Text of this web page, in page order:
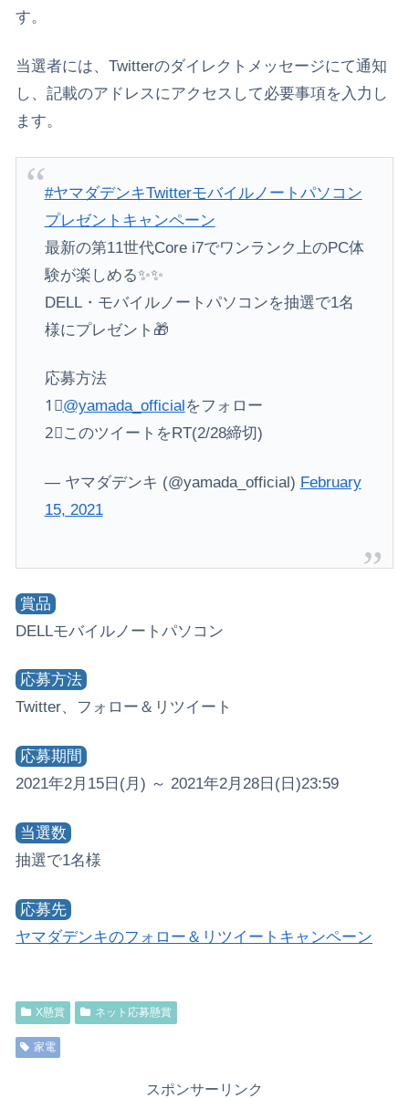
す。
当選者には、Twitterのダイレクトメッセージにて通知
し、記載のアドレスにアクセスして必要事項を入力し
ます。
#ヤマダデンキTwitterモバイルノートパソコン
プレゼントキャンペーン
最新の第11世代Core i7でワンランク上のPC体
験が楽しめる✨✨
DELL・モバイルノートパソコンを抽選で1名
様にプレゼント🎁
応募方法
1⃣@yamada_official をフォロー
2⃣このツイートをRT(2/28締切)
— ヤマダデンキ (@yamada_official) February
15, 2021
賞品
DELLモバイルノートパソコン
応募方法
Twitter、フォロー＆リツイート
応募期間
2021年2月15日(月) ～ 2021年2月28日(日)23:59
当選数
抽選で1名様
応募先
ヤマダデンキのフォロー＆リツイートキャンペーン
X懸賞 ネット応募懸賞
家電
スポンサーリンク